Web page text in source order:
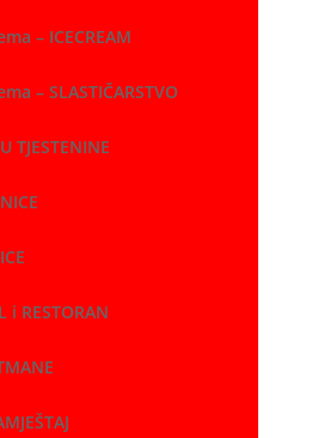
– ICECREAM
– SLASTIČARSTVO
TJESTENINE
i RESTORAN